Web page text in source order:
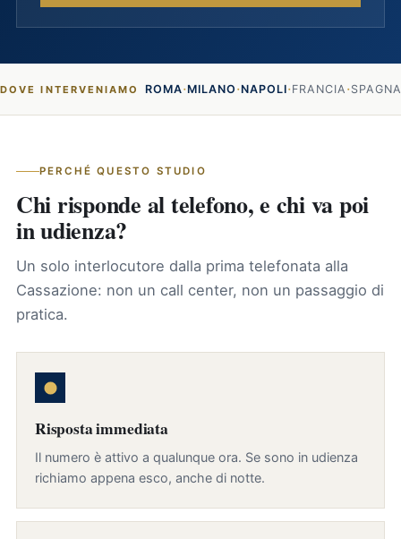
DOVE INTERVENIAMO ROMA·MILANO ·NAPOLI·FRANCIA ·SPAGNA
PERCHÉ QUESTO STUDIO
Chi risponde al telefono, e chi va poi
in udienza?
Un solo interlocutore dalla prima telefonata alla
Cassazione: non un call center, non un passaggio di
pratica.
Risposta immediata
Il numero è attivo a qualunque ora. Se sono in udienza
richiamo appena esco, anche di notte.